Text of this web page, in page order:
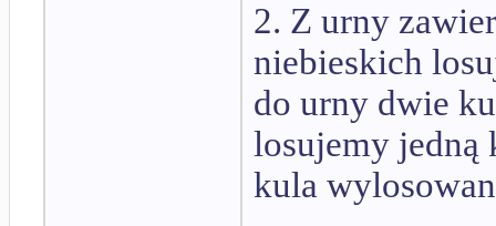
2. Z urny
niebieskich
do urny dwie
losujemy jedną
kula